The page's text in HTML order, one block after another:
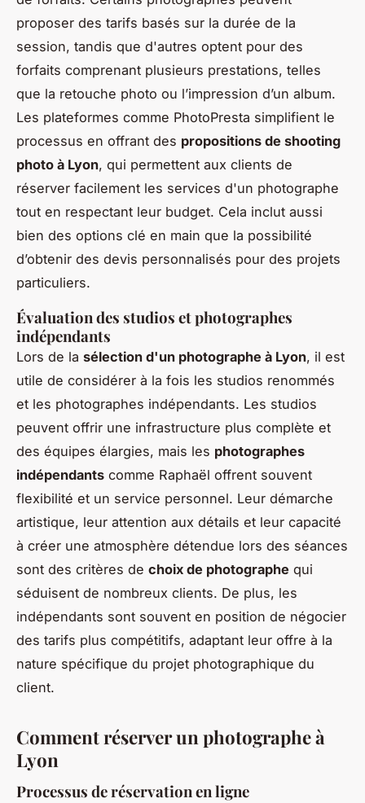
proposer des tarifs basés sur la durée de la
session, tandis que d'autres optent pour des
forfaits comprenant plusieurs prestations, telles
que la retouche photo ou l’impression d’un album.
Les plateformes comme PhotoPresta simplifient le
processus en offrant des propositions de shooting
photo à Lyon, qui permettent aux clients de
réserver facilement les services d'un photographe
tout en respectant leur budget. Cela inclut aussi
bien des options clé en main que la possibilité
d’obtenir des devis personnalisés pour des projets
particuliers.
Évaluation des studios et photographes
indépendants
Lors de la sélection d'un photographe à Lyon, il est
utile de considérer à la fois les studios renommés
et les photographes indépendants. Les studios
peuvent offrir une infrastructure plus complète et
des équipes élargies, mais les photographes
indépendants comme Raphaël offrent souvent
flexibilité et un service personnel. Leur démarche
artistique, leur attention aux détails et leur capacité
à créer une atmosphère détendue lors des séances
sont des critères de choix de photographe qui
séduisent de nombreux clients. De plus, les
indépendants sont souvent en position de négocier
des tarifs plus compétitifs, adaptant leur offre à la
nature spécifique du projet photographique du
client.
Comment réserver un photographe à
Lyon
Processus de réservation en ligne